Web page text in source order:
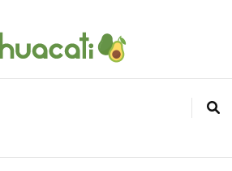
só lugar